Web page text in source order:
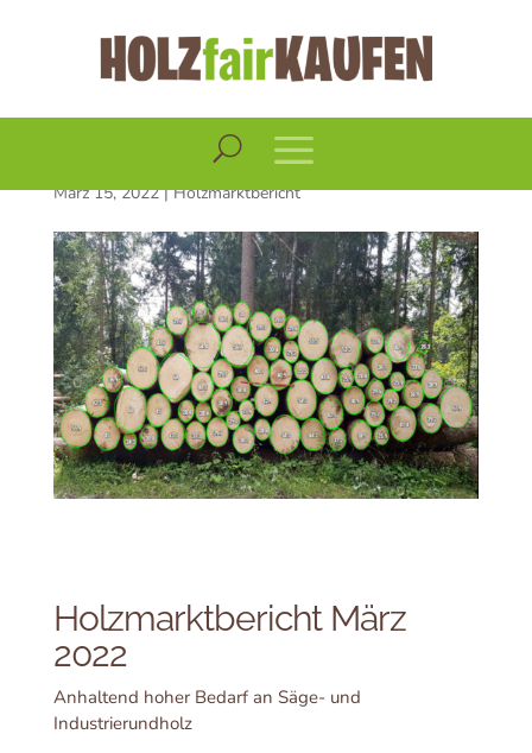
Holzmarktbericht
März 2022
März 15, 2022|Holzmarktbericht
Holzmarktbericht März
2022
Anhaltend hoher Bedarf an Säge- und
Industrierundholz